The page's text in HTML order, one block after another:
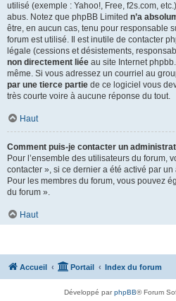
utilisé (exemple : Yahoo!, Free, f2s.com,
abus. Notez que phpBB Limited n’a
être, en aucun cas, tenu pour responsable
forum est utilisé. Il est inutile de contacter
légale (cessions et désistements,
non directement liée au site Internet
même. Si vous adressez un courriel au
par une tierce partie de ce logiciel vous
très courte voire à aucune réponse du tout.
Haut
Comment puis-je contacter un
Pour l’ensemble des utilisateurs du forum,
contacter », si ce dernier a été activé par un
Pour les membres du forum, vous pouvez
du forum ».
Haut
Accueil Portail Index du forum
Développé parphpBB® Forum